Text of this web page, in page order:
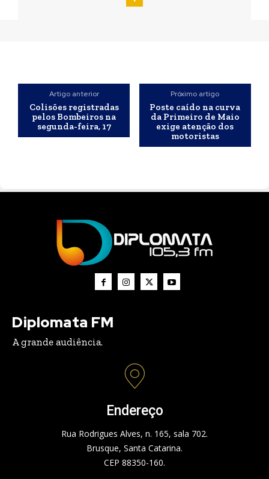
Artigo anterior
Colisões registradas
pelos Bombeiros na
segunda-feira, 17
Próximo artigo
Poste caído na curva
da Primeiro de Maio
exige atenção dos
motoristas
Diplomata FM
A grande audiência.
Endereço
Rua Rodrigues Alves, n. 165, sala 702.
Brusque, Santa Catarina.
CEP 88350-160.